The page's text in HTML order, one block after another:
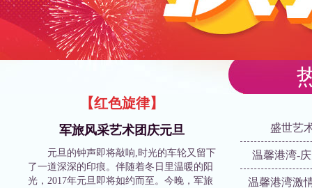
【红色旋律】
军旅风采艺术团庆元旦
元旦的钟声即将敲响,时光的车轮又留下
了一道深深的印痕。伴随着冬日里温暖的阳
光，2017年元旦即将如约而至。今晚，军旅
盛世艺
温馨港湾-
温馨港湾激